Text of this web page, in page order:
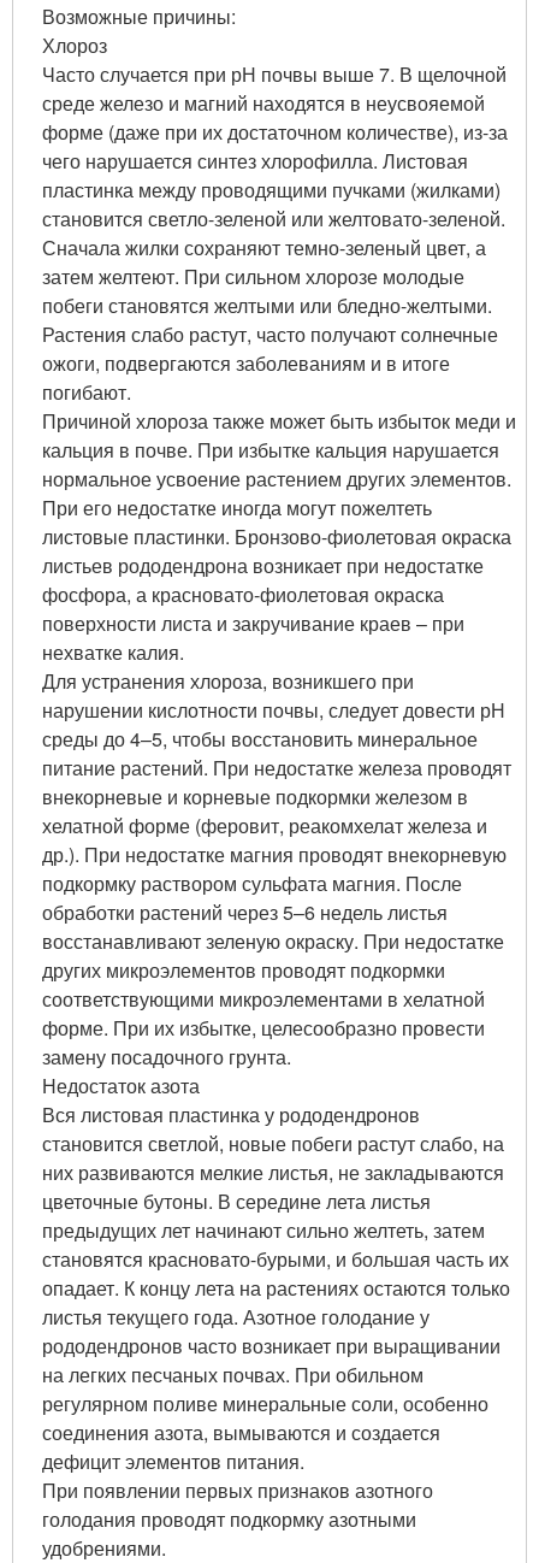
Возможные причины:
Хлороз
Часто случается при рН почвы выше 7. В щелочной
среде железо и магний находятся в неусвояемой
форме (даже при их достаточном количестве), из-за
чего нарушается синтез хлорофилла. Листовая
пластинка между проводящими пучками (жилками)
становится светло-зеленой или желтовато-зеленой.
Сначала жилки сохраняют темно-зеленый цвет, а
затем желтеют. При сильном хлорозе молодые
побеги становятся желтыми или бледно-желтыми.
Растения слабо растут, часто получают солнечные
ожоги, подвергаются заболеваниям и в итоге
погибают.
Причиной хлороза также может быть избыток меди и
кальция в почве. При избытке кальция нарушается
нормальное усвоение растением других элементов.
При его недостатке иногда могут пожелтеть
листовые пластинки. Бронзово-фиолетовая окраска
листьев рододендрона возникает при недостатке
фосфора, а красновато-фиолетовая окраска
поверхности листа и закручивание краев – при
нехватке калия.
Для устранения хлороза, возникшего при
нарушении кислотности почвы, следует довести рН
среды до 4–5, чтобы восстановить минеральное
питание растений. При недостатке железа проводят
внекорневые и корневые подкормки железом в
хелатной форме (феровит, реакомхелат железа и
др.). При недостатке магния проводят внекорневую
подкормку раствором сульфата магния. После
обработки растений через 5–6 недель листья
восстанавливают зеленую окраску. При недостатке
других микроэлементов проводят подкормки
соответствующими микроэлементами в хелатной
форме. При их избытке, целесообразно провести
замену посадочного грунта.
Недостаток азота
Вся листовая пластинка у рододендронов
становится светлой, новые побеги растут слабо, на
них развиваются мелкие листья, не закладываются
цветочные бутоны. В середине лета листья
предыдущих лет начинают сильно желтеть, затем
становятся красновато-бурыми, и большая часть их
опадает. К концу лета на растениях остаются только
листья текущего года. Азотное голодание у
рододендронов часто возникает при выращивании
на легких песчаных почвах. При обильном
регулярном поливе минеральные соли, особенно
соединения азота, вымываются и создается
дефицит элементов питания.
При появлении первых признаков азотного
голодания проводят подкормку азотными
удобрениями.